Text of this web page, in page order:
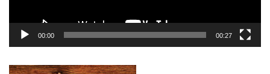
00:00 00:27